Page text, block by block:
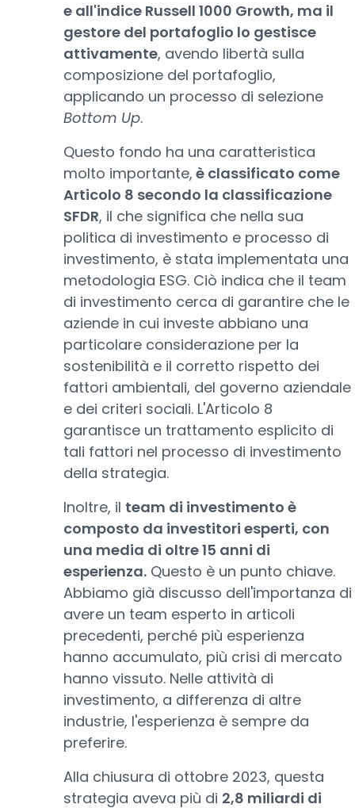
e all'indice Russell 1000 Growth, ma il
gestore del portafoglio lo gestisce
attivamente, avendo libertà sulla
composizione del portafoglio,
applicando un processo di selezione
Bottom Up.
Questo fondo ha una caratteristica
molto importante, è classificato come
Articolo 8 secondo la classificazione
SFDR, il che significa che nella sua
politica di investimento e processo di
investimento, è stata implementata una
metodologia ESG. Ciò indica che il team
di investimento cerca di garantire che le
aziende in cui investe abbiano una
particolare considerazione per la
sostenibilità e il corretto rispetto dei
fattori ambientali, del governo aziendale
e dei criteri sociali. L'Articolo 8
garantisce un trattamento esplicito di
tali fattori nel processo di investimento
della strategia.
Inoltre, il team di investimento è
composto da investitori esperti, con
una media di oltre 15 anni di
esperienza. Questo è un punto chiave.
Abbiamo già discusso dell'importanza di
avere un team esperto in articoli
precedenti, perché più esperienza
hanno accumulato, più crisi di mercato
hanno vissuto. Nelle attività di
investimento, a differenza di altre
industrie, l'esperienza è sempre da
preferire.
Alla chiusura di ottobre 2023, questa
strategia aveva più di 2,8 miliardi di